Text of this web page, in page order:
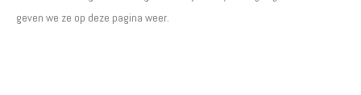
geven we ze op deze pagina weer.